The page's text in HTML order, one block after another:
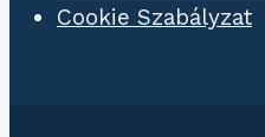
Cookie Szabályzat